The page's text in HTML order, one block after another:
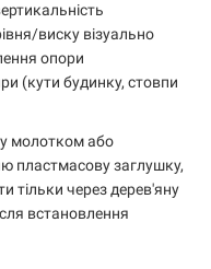
виску візуально
опори
(кути будинку, стовпи
молотком або
пластмасову заглушку,
тільки через дерев'яну
встановлення